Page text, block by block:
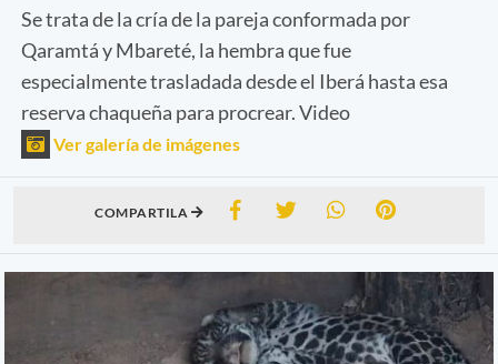
Se trata de la cría de la pareja conformada por
Qaramtá y Mbareté, la hembra que fue
especialmente trasladada desde el Iberá hasta esa
reserva chaqueña para procrear. Video
Ver galería de imágenes
COMPARTILA